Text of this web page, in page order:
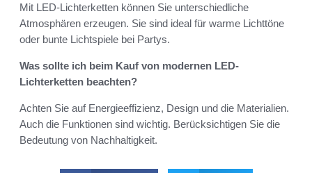
Mit LED-Lichterketten können Sie unterschiedliche
Atmosphären erzeugen. Sie sind ideal für warme Lichttöne
oder bunte Lichtspiele bei Partys.
Was sollte ich beim Kauf von modernen LED-
Lichterketten beachten?
Achten Sie auf Energieeffizienz, Design und die Materialien.
Auch die Funktionen sind wichtig. Berücksichtigen Sie die
Bedeutung von Nachhaltigkeit.